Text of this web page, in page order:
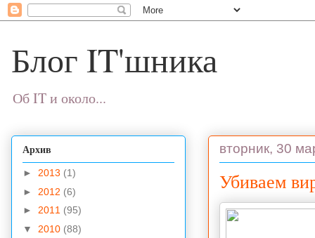
Блог IT'шника
Об IT и около...
вторник, 30
Убиваем
Архив
► 2013 (1)
► 2012 (6)
► 2011 (95)
▼ 2010 (88)